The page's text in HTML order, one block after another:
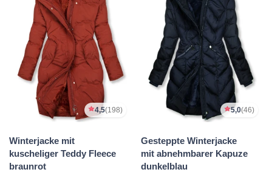
4,5(198)
Winterjacke mit
kuscheliger Teddy Fleece
braunrot
5,0(46)
Gesteppte Winterjacke
mit abnehmbarer Kapuze
dunkelblau